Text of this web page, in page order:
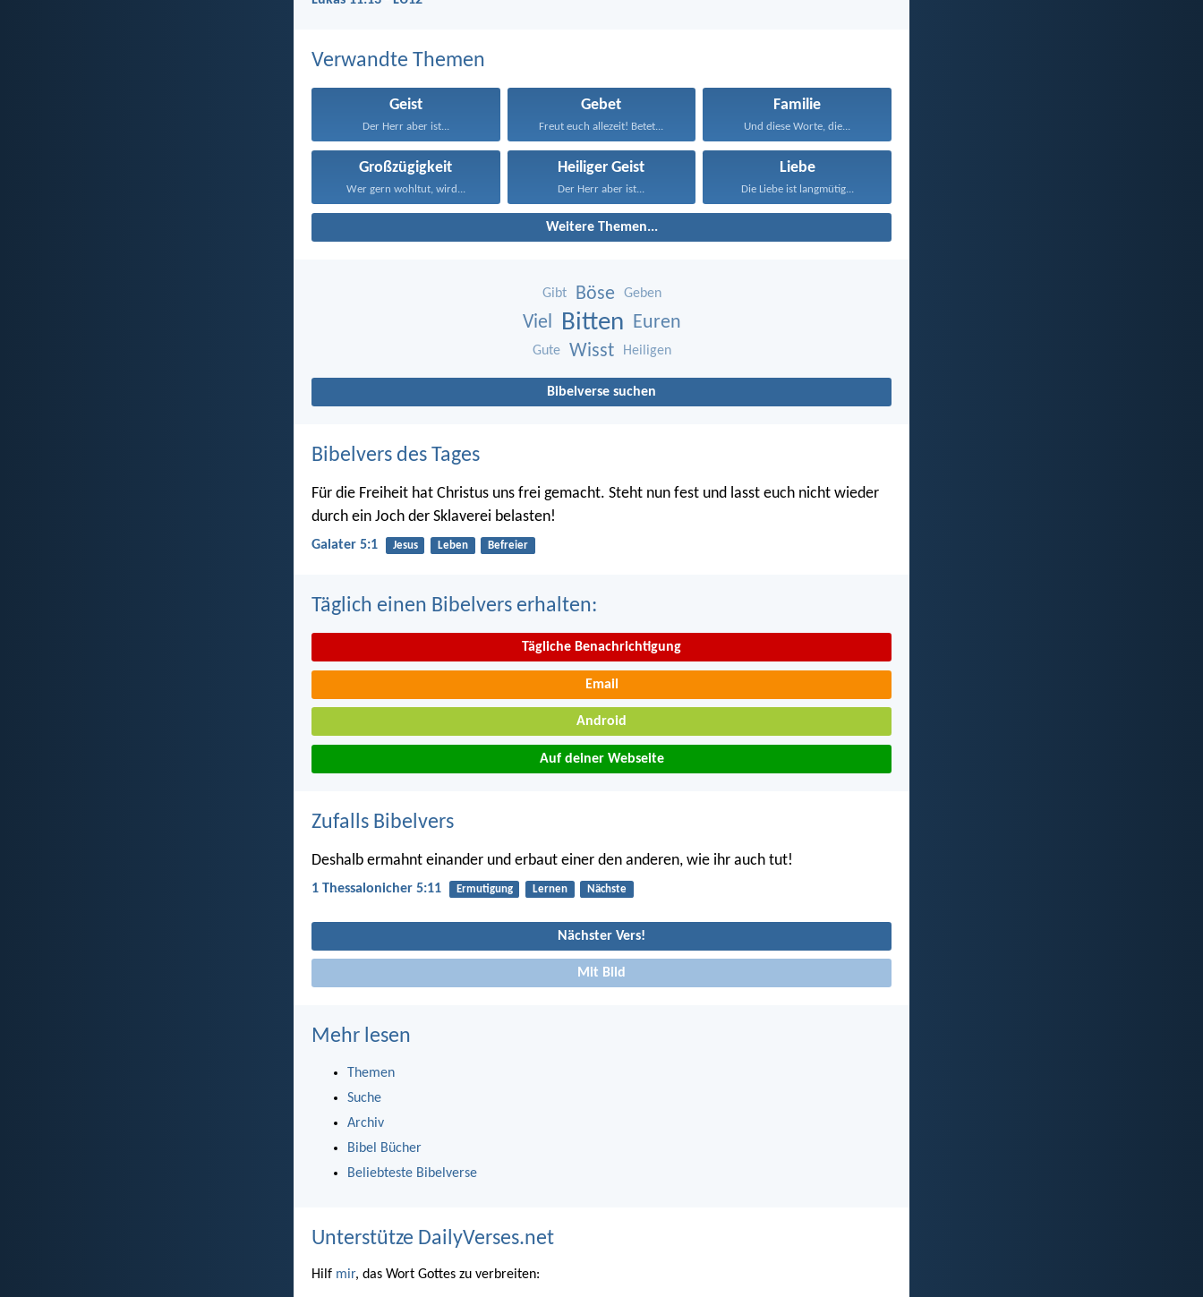
Verwandte Themen
Geist
Der Herr aber ist...
Gebet
Freut euch allezeit! Betet...
Familie
Und diese Worte, die...
Großzügigkeit
Wer gern wohltut, wird...
Heiliger Geist
Der Herr aber ist...
Liebe
Die Liebe ist langmütig...
Weitere Themen...
Gibt Böse Geben
Viel Bitten Euren
Gute Wisst Heiligen
Bibelverse suchen
Bibelvers des Tages
Für die Freiheit hat Christus uns frei gemacht. Steht nun fest und lasst euch nicht wieder
durch ein Joch der Sklaverei belasten!
Galater 5:1 Jesus Leben Befreier
Täglich einen Bibelvers erhalten:
Tägliche Benachrichtigung
Email
Android
Auf deiner Webseite
Zufalls Bibelvers
Deshalb ermahnt einander und erbaut einer den anderen, wie ihr auch tut!
1 Thessalonicher 5:11 Ermutigung Lernen Nächste
Nächster Vers!
Mit Bild
Mehr lesen
Themen
Suche
Archiv
Bibel Bücher
Beliebteste Bibelverse
Unterstütze DailyVerses.net
Hilf mir, das Wort Gottes zu verbreiten: